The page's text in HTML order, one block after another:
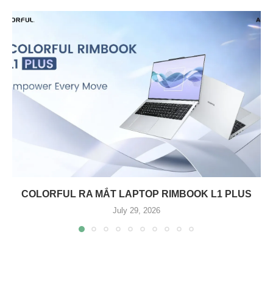
COLORFUL RA MẮT LAPTOP RIMBOOK L1 PLUS
July 29, 2026